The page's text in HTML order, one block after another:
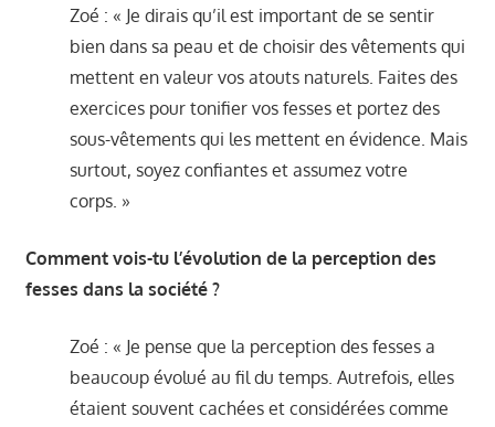
Zoé : « Je dirais qu’il est important de se sentir
bien dans sa peau et de choisir des vêtements qui
mettent en valeur vos atouts naturels. Faites des
exercices pour tonifier vos fesses et portez des
sous-vêtements qui les mettent en évidence. Mais
surtout, soyez confiantes et assumez votre
corps. »
Comment vois-tu l’évolution de la perception des
fesses dans la société ?
Zoé : « Je pense que la perception des fesses a
beaucoup évolué au fil du temps. Autrefois, elles
étaient souvent cachées et considérées comme